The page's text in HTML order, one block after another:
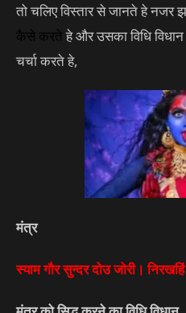
तो चलिए विस्तार से जानते हे नजर
कैसे करते हे और उसका विधि
चर्चा करते हे,
मंत्र
स्याम गौर सुन्दर दोउ जोरी।